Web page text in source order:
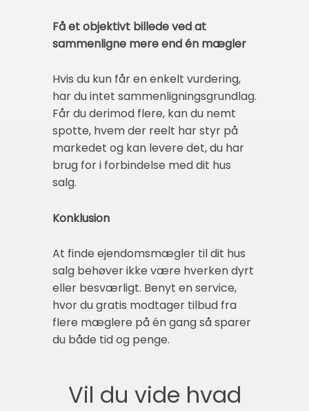
Få et objektivt billede ved at
sammenligne mere end én mægler
Hvis du kun får en enkelt vurdering,
har du intet sammenligningsgrundlag.
Får du derimod flere, kan du nemt
spotte, hvem der reelt har styr på
markedet og kan levere det, du har
brug for i forbindelse med dit hus
salg.
Konklusion
At finde ejendomsmægler til dit hus
salg behøver ikke være hverken dyrt
eller besværligt. Benyt en service,
hvor du gratis modtager tilbud fra
flere mæglere på én gang så sparer
du både tid og penge.
Vil du vide hvad